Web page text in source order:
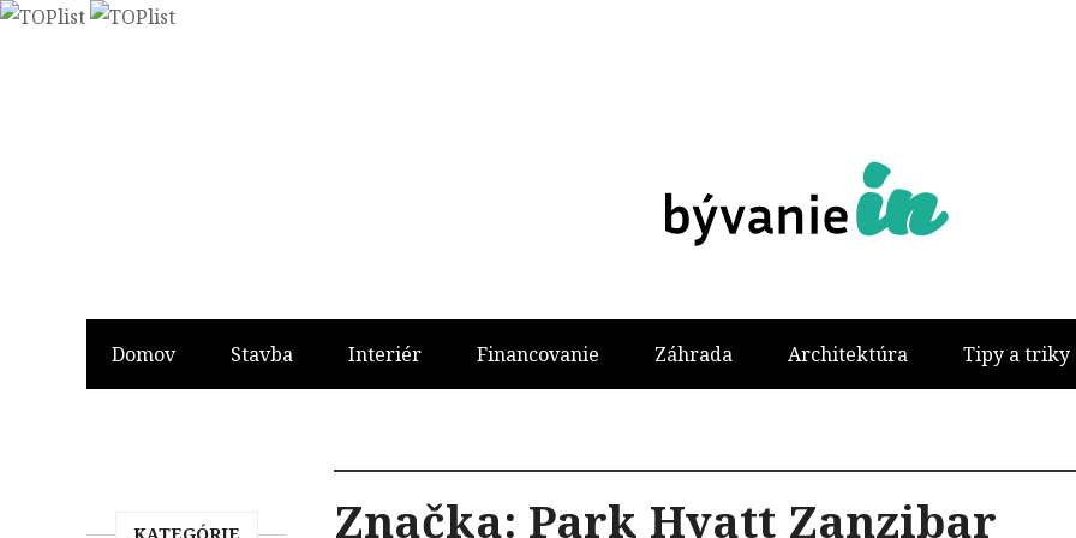
Domov Stavba Interiér Financovanie Záhrada Architektúra Tipy a triky
Značka: Park Hyatt Zanzibar